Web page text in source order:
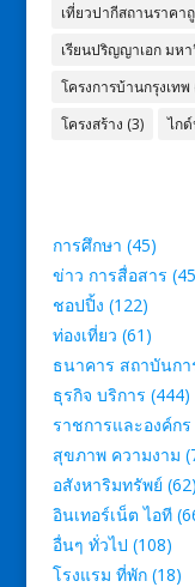
เที่ยวปากีสถานราคา
เรียนปริญญาเอก มหา
โครงการบ้านกรุงเทพ
โครงสร้าง (3) ไกด์
การศึกษา (45)
ข่าว การสื่อสาร
ชอปปิ้ง (122)
ท่องเที่ยว (61)
ธนาคาร สถาบันกา
ธุรกิจ บริการ (444)
ราชการและองค์กร
สุขภาพ ความงาม
อสังหาริมทรัพย์ (62)
อินเทอร์เน็ต ไอที
อื่นๆ ทั่วไป (108)
โรงแรม ที่พัก(18)